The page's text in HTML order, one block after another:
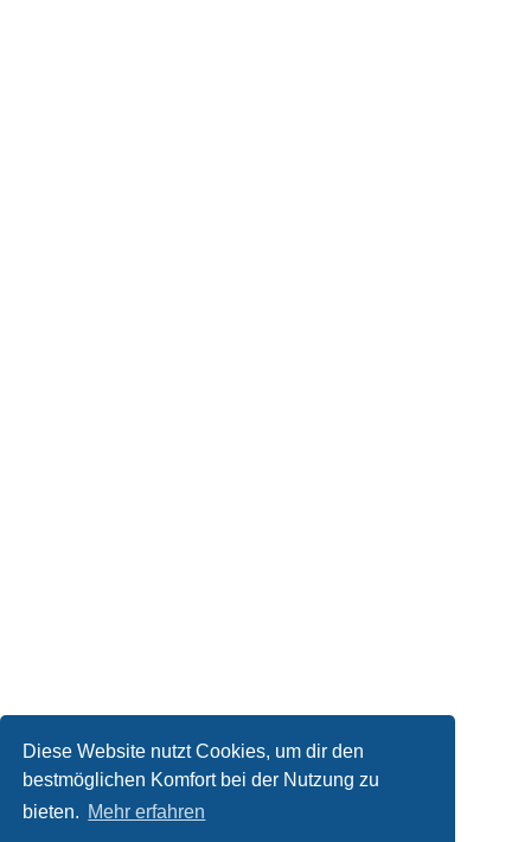
Diese Website nutzt Cookies, um dir den
bestmöglichen Komfort bei der Nutzung zu
bieten. Mehr erfahren